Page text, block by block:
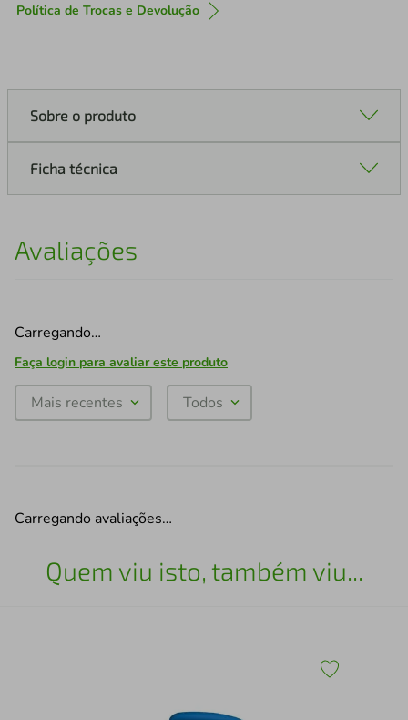
Política de Trocas e Devolução
Sobre o produto
Ficha técnica
Avaliações
Carregando…
Faça login para avaliar este produto
Mais recentes Todos
Carregando avaliações…
Quem viu isto, também viu...